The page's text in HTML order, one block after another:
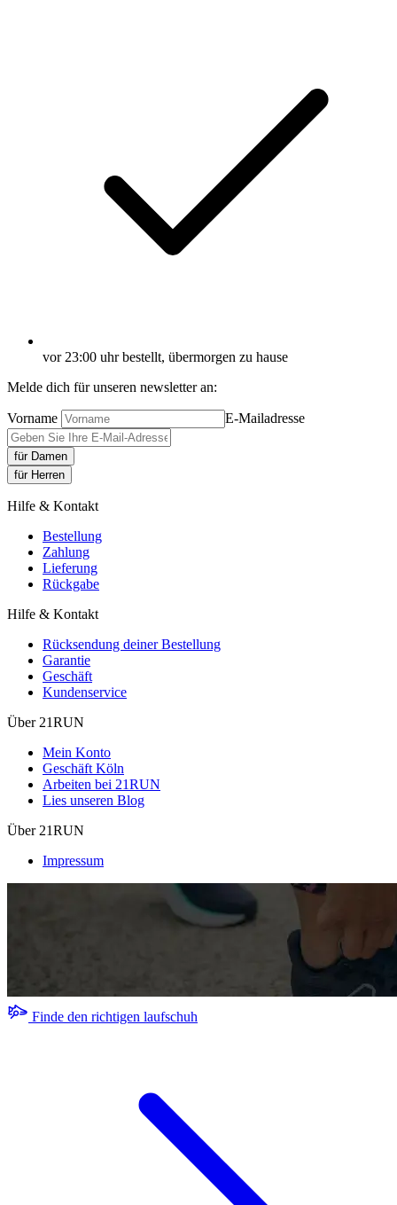
vor 23:00 uhr bestellt, übermorgen zu hause
Melde dich für unseren newsletter an:
Vorname E-Mailadresse
für Damen
für Herren
Hilfe & Kontakt
Bestellung
Zahlung
Lieferung
Rückgabe
Hilfe & Kontakt
Rücksendung deiner Bestellung
Garantie
Geschäft
Kundenservice
Über 21RUN
Mein Konto
Geschäft Köln
Arbeiten bei 21RUN
Lies unseren Blog
Über 21RUN
Impressum
Finde den richtigen laufschuh